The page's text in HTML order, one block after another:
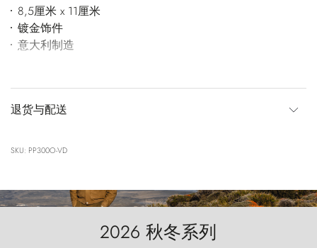
8,5厘米 x 11厘米
镀金饰件
意大利制造
退货与配送
SKU: PP300O-VD
2026 秋冬系列